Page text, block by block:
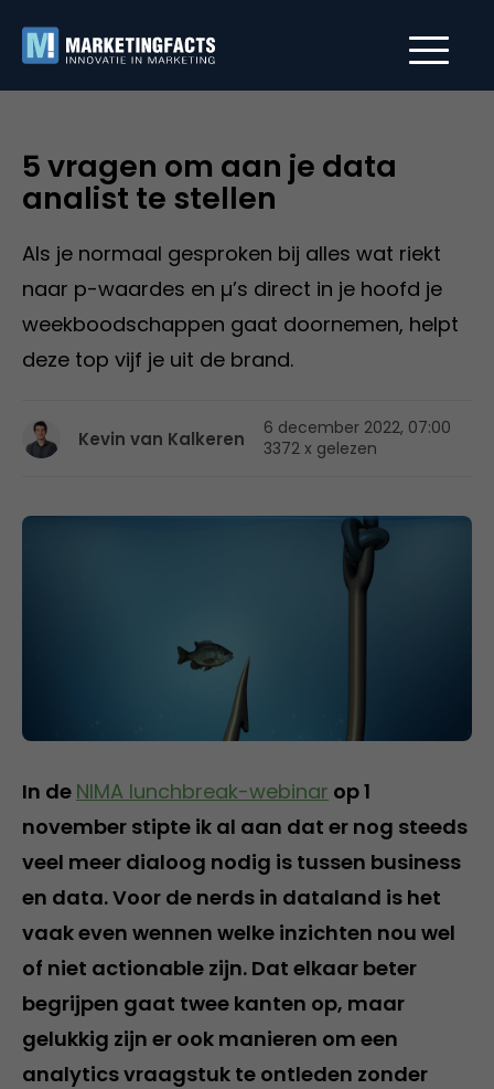
5 vragen om aan je data
analist te stellen
Als je normaal gesproken bij alles wat riekt
naar p-waardes en µ’s direct in je hoofd je
weekboodschappen gaat doornemen, helpt
deze top vijf je uit de brand.
Kevin van Kalkeren
6 december 2022, 07:00
3372 x gelezen
In de NIMA lunchbreak-webinar op 1
november stipte ik al aan dat er nog steeds
veel meer dialoog nodig is tussen business
en data. Voor de nerds in dataland is het
vaak even wennen welke inzichten nou wel
of niet actionable zijn. Dat elkaar beter
begrijpen gaat twee kanten op, maar
gelukkig zijn er ook manieren om een
analytics vraagstuk te ontleden zonder